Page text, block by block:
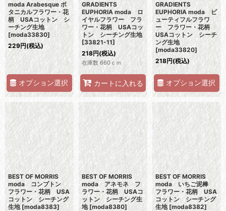
moda Arabesque ボ
タニカルフラワー・花
柄 USAコットン シ
ーチング生地
[moda33830]
229円(税込)
オプション選択
GRADIENTS
EUPHORIA moda ロ
イヤルフラワー フラ
ワー・花柄 USAコッ
トン シーチング生地
[33821-11]
218円(税込)
在庫数 660ｃｍ
カートに入れる
GRADIENTS
EUPHORIA moda ビ
ューティフルフラワ
ー フラワー・花柄
USAコットン シーチ
ング生地
[moda33820]
218円(税込)
オプション選択
BEST OF MORRIS
moda コンプトン
フラワー・花柄 USA
コットン シーチング
生地 [moda8383]
BEST OF MORRIS
moda アネモネ フ
ラワー・花柄 USAコ
ットン シーチング生
地 [moda8380]
BEST OF MORRIS
moda いちご泥棒
フラワー・花柄 USA
コットン シーチング
生地 [moda8382]